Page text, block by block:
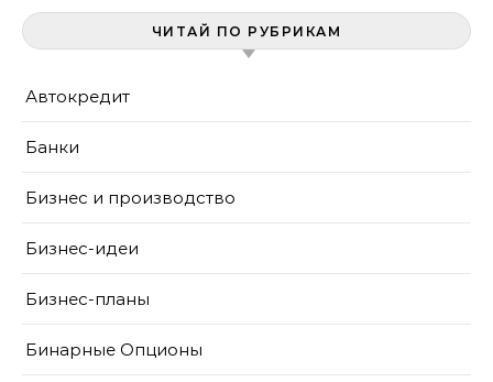
ЧИТАЙ ПО РУБРИКАМ
Автокредит
Банки
Бизнес и производство
Бизнес-идеи
Бизнес-планы
Бинарные Опционы